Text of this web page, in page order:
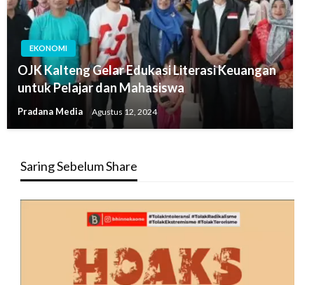
EKONOMI
OJK Kalteng Gelar Edukasi Literasi Keuangan
untuk Pelajar dan Mahasiswa
Pradana Media Agustus 12, 2024
Saring Sebelum Share